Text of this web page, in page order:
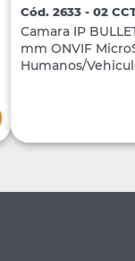
Cód. 2633 - 02
Camara IP
mm ONVIF
Humanos/